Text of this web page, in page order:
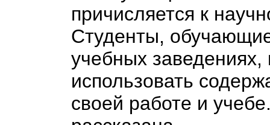
причисляется к
Студенты,
учебных заведениях,
использовать
своей работе и